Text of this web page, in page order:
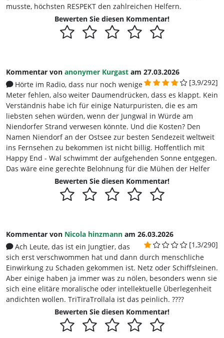
musste, höchsten RESPEKT den zahlreichen Helfern.
Bewerten Sie diesen Kommentar!
Kommentar von anonymer Kurgast am 27.03.2026
[3,9/292]
Hörte im Radio, dass nur noch wenige
Meter fehlen, also weiter Daumendrücken, dass es klappt. Kein
Verständnis habe ich für einige Naturpuristen, die es am
liebsten sehen würden, wenn der Jungwal in Würde am
Niendorfer Strand verwesen könnte. Und die Kosten? Den
Namen Niendorf an der Ostsee zur besten Sendezeit weltweit
ins Fernsehen zu bekommen ist nicht billig. Hoffentlich mit
Happy End - Wal schwimmt der aufgehenden Sonne entgegen.
Das wäre eine gerechte Belohnung für die Mühen der Helfer
Bewerten Sie diesen Kommentar!
Kommentar von Nicola hinzmann am 26.03.2026
[1,3/290]
Ach Leute, das ist ein Jungtier, das
sich erst verschwommen hat und dann durch menschliche
Einwirkung zu Schaden gekommen ist. Netz oder Schiffsleinen.
Aber einige haben ja immer was zu nölen, besonders wenn sie
sich eine elitäre moralische oder intellektuelle Überlegenheit
andichten wollen. TriTiraTrollala ist das peinlich. ????
Bewerten Sie diesen Kommentar!